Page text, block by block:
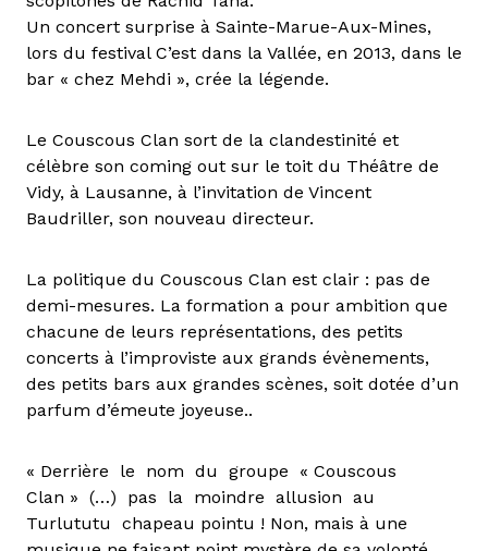
Un concert surprise à Sainte-Marue-Aux-Mines,
lors du festival C’est dans la Vallée, en 2013, dans le
bar « chez Mehdi », crée la légende.
Le Couscous Clan sort de la clandestinité et
célèbre son coming out sur le toit du Théâtre de
Vidy, à Lausanne, à l’invitation de Vincent
Baudriller, son nouveau directeur.
La politique du Couscous Clan est clair : pas de
demi-mesures. La formation a pour ambition que
chacune de leurs représentations, des petits
concerts à l’improviste aux grands évènements,
des petits bars aux grandes scènes, soit dotée d’un
parfum d’émeute joyeuse..
« Derrière le nom du groupe « Couscous
Clan » (…) pas la moindre allusion au
Turlututu chapeau pointu ! Non, mais à une